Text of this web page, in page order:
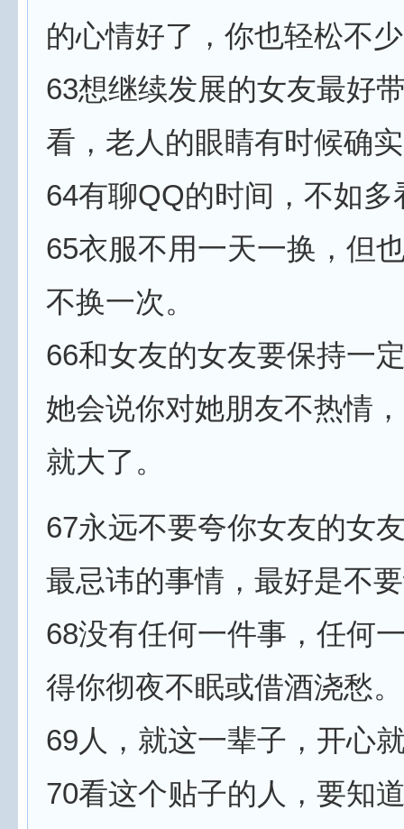
的心情好了，你也轻松不
63想继续发展的女友最好
看，老人的眼睛有时候确
64有聊QQ的时间，不如多
65衣服不用一天一换，但
不换一次。
66和女友的女友要保持一
她会说你对她朋友不热情
就大了。
67永远不要夸你女友的女
最忌讳的事情，最好是不
68没有任何一件事，任何
得你彻夜不眠或借酒浇愁。
69人，就这一辈子，开心
70看这个贴子的人，要知